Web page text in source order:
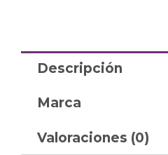
Descripción
Marca
Valoraciones (0)